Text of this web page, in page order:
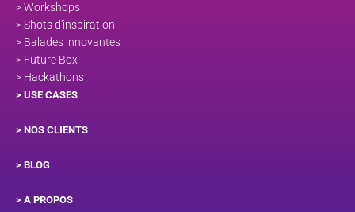
> Workshops
> Shots d'inspiration
> Balades innovantes
> Future Box
> Hackathons
> USE CASES
> NOS CLIENTS
> BLOG
> A PROPOS